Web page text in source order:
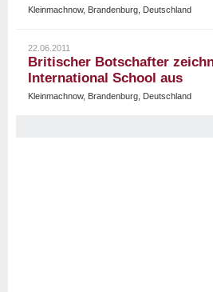
Kleinmachnow, Brandenburg, Deutschland
22.06.2011
Britischer Botschafter
International School aus
Kleinmachnow, Brandenburg, Deutschland